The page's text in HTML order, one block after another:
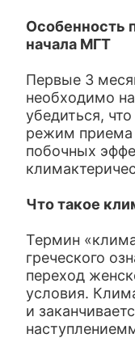
Особенность
начала МГТ
Первые 3
необходимо
убедиться,
режим приема
побочных
Что такое
Термин
греческого
переход
условия.
и